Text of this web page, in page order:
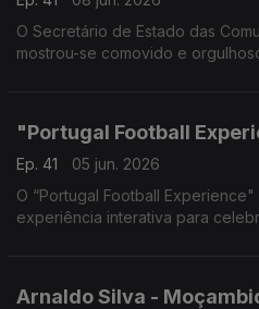
O Secretário de Estado das
mostrou-se comovido e
"Portugal Football
Ep. 41
05 jun. 2026
O “Portugal Football
experiência interativa para
Arnaldo Silva -